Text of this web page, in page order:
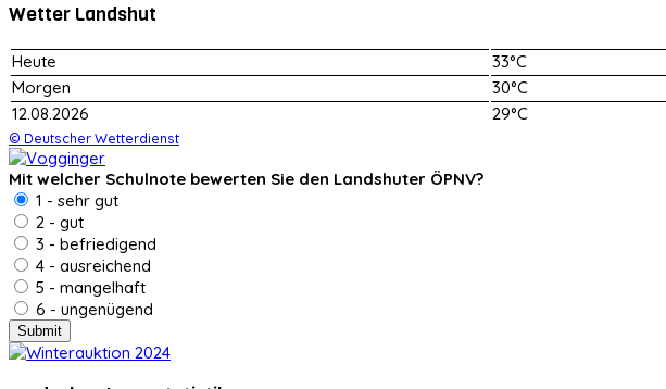
Wetter Landshut
Heute
33°C
Morgen
30°C
12.08.2026
29°C
© Deutscher Wetterdienst
Mit welcher Schulnote bewerten Sie den Landshuter ÖPNV?
1 - sehr gut
2 - gut
3 - befriedigend
4 - ausreichend
5 - mangelhaft
6 - ungenügend